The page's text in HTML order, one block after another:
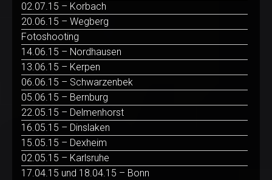
02.07.15 – Korbach
20.06.15 – Wegberg
Fotoshooting
14.06.15 – Nordhausen
13.06.15 – Kerpen
06.06.15 – Schwarzenbek
05.06.15 – Bernburg
22.05.15 – Delmenhorst
16.05.15 – Dinslaken
15.05.15 – Dexheim
02.05.15 – Karlsruhe
17.04.15 und 18.04.15 – Bonn